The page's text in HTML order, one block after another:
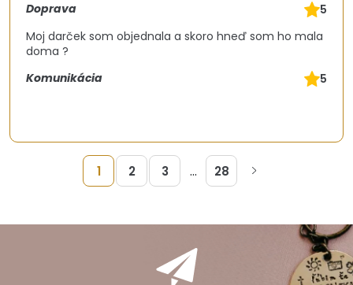
Doprava
5
Moj darček som objednala a skoro hneď som ho mala
doma ?
Komunikácia
5
1 2 3 ... 28